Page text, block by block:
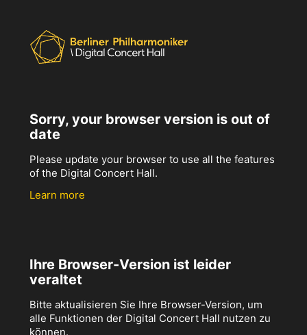
Sorry, your browser version is out of
date
Please update your browser to use all the features
of the Digital Concert Hall.
Learn more
Ihre Browser-Version ist leider
veraltet
Bitte aktualisieren Sie Ihre Browser-Version, um
alle Funktionen der Digital Concert Hall nutzen zu
können.